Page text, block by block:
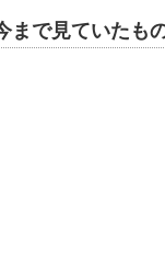
まで見ていたも